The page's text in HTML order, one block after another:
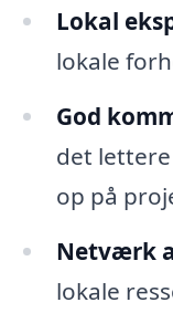
Lokal
lokale
God
det
op på
Netværk
lokale